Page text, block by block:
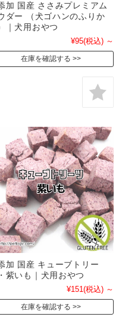
加 国産 ささみプレミアム
ダー （犬ゴハンのふりか
｜犬用おやつ
¥95(税込) ～
在庫を確認する
加 国産 キューブトリー
紫いも｜犬用おやつ
¥151(税込) ～
在庫を確認する